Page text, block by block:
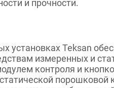
и прочности.
Teksan
измеренных и
контроля и